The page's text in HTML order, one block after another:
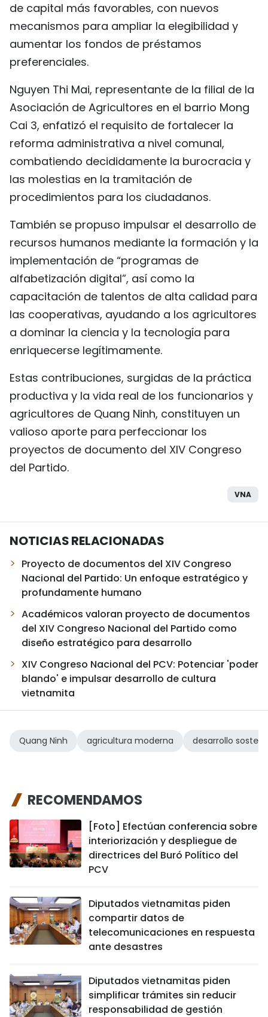
de capital más favorables, con nuevos
mecanismos para ampliar la elegibilidad y
aumentar los fondos de préstamos
preferenciales.
Nguyen Thi Mai, representante de la filial de la
Asociación de Agricultores en el barrio Mong
Cai 3, enfatizó el requisito de fortalecer la
reforma administrativa a nivel comunal,
combatiendo decididamente la burocracia y
las molestias en la tramitación de
procedimientos para los ciudadanos.
También se propuso impulsar el desarrollo de
recursos humanos mediante la formación y la
implementación de “programas de
alfabetización digital”, así como la
capacitación de talentos de alta calidad para
las cooperativas, ayudando a los agricultores
a dominar la ciencia y la tecnología para
enriquecerse legítimamente.
Estas contribuciones, surgidas de la práctica
productiva y la vida real de los funcionarios y
agricultores de Quang Ninh, constituyen un
valioso aporte para perfeccionar los
proyectos de documento del XIV Congreso
del Partido.
VNA
NOTICIAS RELACIONADAS
Proyecto de documentos del XIV Congreso
Nacional del Partido: Un enfoque estratégico y
profundamente humano
Académicos valoran proyecto de documentos
del XIV Congreso Nacional del Partido como
diseño estratégico para desarrollo
XIV Congreso Nacional del PCV: Potenciar 'poder
blando' e impulsar desarrollo de cultura
vietnamita
Quang Ninh agricultura moderna desarrollo
RECOMENDAMOS
[Foto] Efectúan conferencia sobre
interiorización y despliegue de
directrices del Buró Político del
PCV
Diputados vietnamitas piden
compartir datos de
telecomunicaciones en respuesta
ante desastres
Diputados vietnamitas piden
simplificar trámites sin reducir
responsabilidad de gestión